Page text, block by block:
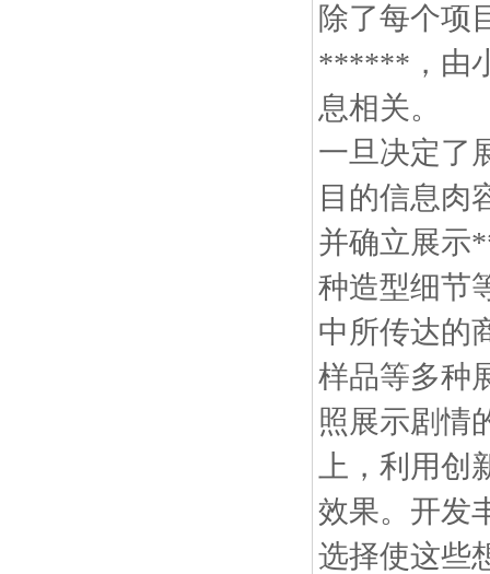
除了每个项
******，由
息相关。
一旦决定了
目的信息肉
并确立展示
种造型细节
中所传达的
样品等多种
照展示剧情
上，利用
效果。开发
选择使这些